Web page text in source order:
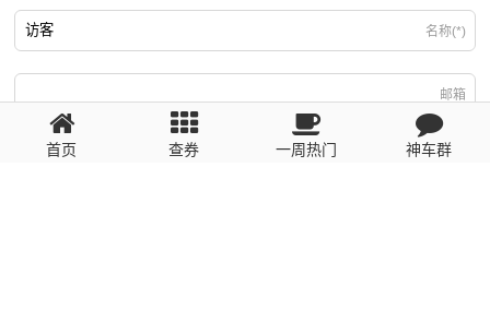
名称(*)
邮箱
回复需填写必要信息
首页 查券 一周热门 神车群